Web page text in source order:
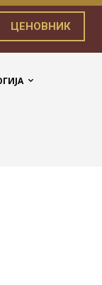
ЦЕНОВНИК